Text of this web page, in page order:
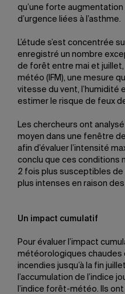
qu’une forte
d’urgence liées à l’asthme.
L’étude s’est concentrée
enregistré un nombre
de forêt entre mai et
météo (IFM), une mesure
vitesse du vent, l’humidité
estimer le risque de feux
Les chercheurs ont analysé
moyen dans une fenêtre
afin d’évaluer l’intensité
conclu que ces conditions
2 fois plus susceptibles
plus intenses en raison
Un impact cumulatif
Pour évaluer l’impact
météorologiques chaudes
incendies jusqu’à la fin
l’accumulation de l’indice
l’indice forêt-météo. Ils